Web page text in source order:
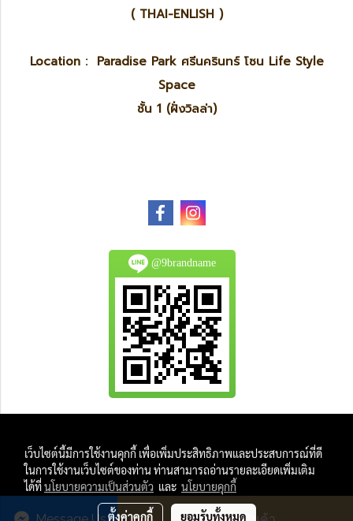
( THAI-ENLISH )
Location : Paradise Park ศรีนครินทร์ โซน Life Style
Space
ชั้น 1 (ฝั่งวิลล่า)
@9brandname
And
All Photo in this website were taken by
9Brandname's Team.
เว็บไซต์นี้มีการใช้งานคุกกี้ เพื่อเพิ่มประสิทธิภาพและประสบการณ์ที่ดี
ในการใช้งานเว็บไซต์ของท่าน ท่านสามารถอ่านรายละเอียดเพิ่มเติม
ได้ที่นโยบายความเป็นส่วนตัว และ นโยบายคุกกี้
ตั้งค่าคุกกี้ ยอมรับทั้งหมด